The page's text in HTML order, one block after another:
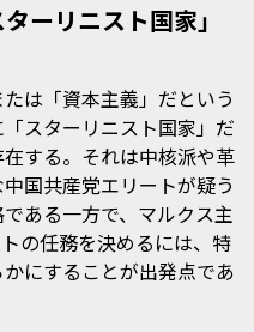
ーリニスト国家」
は「資本主義」だという
スターリニスト国家」だ
する。それは中核派や革
国共産党エリートが疑う
ある一方で、マルクス主
の任務を決めるには、特
にすることが出発点であ